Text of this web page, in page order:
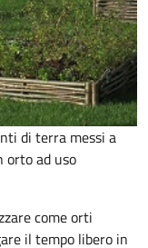
di terra messi a
orto ad uso
come orti
il tempo libero in